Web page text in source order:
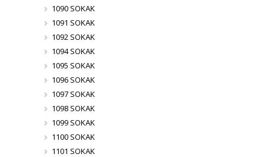
1090 SOKAK
1091 SOKAK
1092 SOKAK
1094 SOKAK
1095 SOKAK
1096 SOKAK
1097 SOKAK
1098 SOKAK
1099 SOKAK
1100 SOKAK
1101 SOKAK